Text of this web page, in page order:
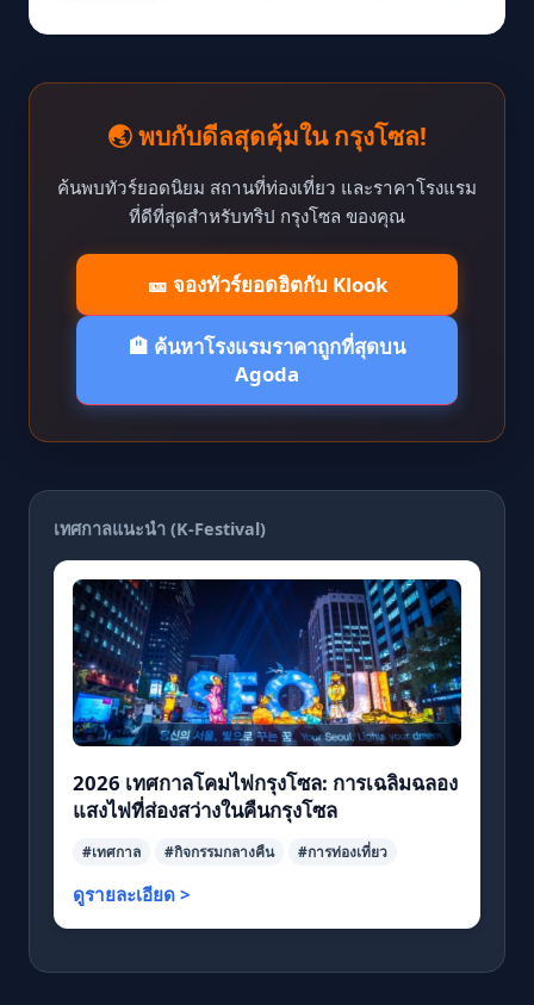
🌏 พบกับดีลสุดคุ้มใน กรุงโซล!
ค้นพบทัวร์ยอดนิยม สถานที่ท่องเที่ยว และราคาโรงแรม
ที่ดีที่สุดสำหรับทริป กรุงโซล ของคุณ
🎫 จองทัวร์ยอดฮิตกับ Klook
🏨 ค้นหาโรงแรมราคาถูกที่สุดบน
Agoda
เทศกาลแนะนำ (K-Festival)
2026 เทศกาลโคมไฟกรุงโซล: การเฉลิมฉลอง
แสงไฟที่ส่องสว่างในคืนกรุงโซล
#เทศกาล #กิจกรรมกลางคืน #การท่องเที่ยว
ดูรายละเอียด >